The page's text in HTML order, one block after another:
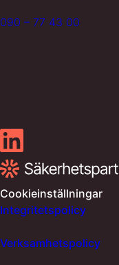
090 – 77 43 00
Cookieinställningar
Integritetspolicy
Verksamhetspolicy